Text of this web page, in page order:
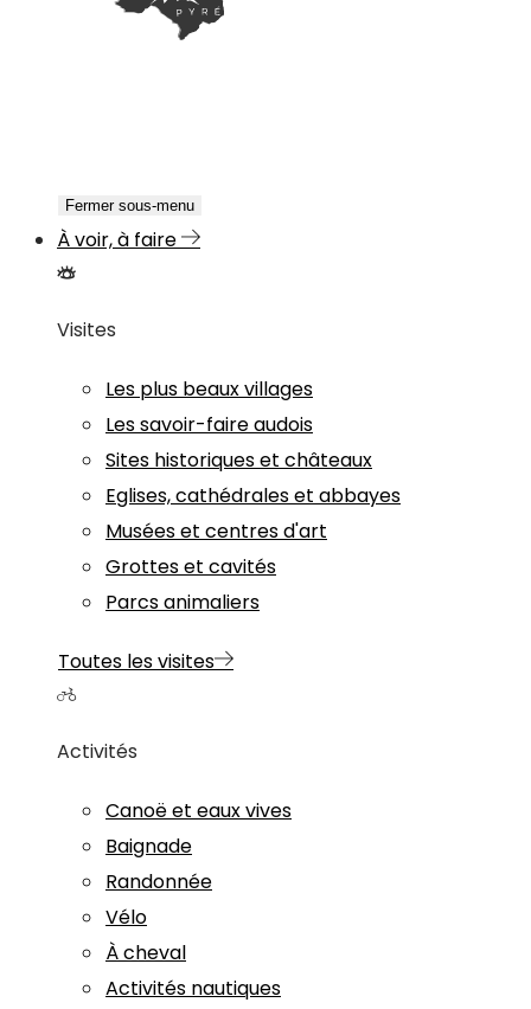
Fermer sous-menu
À voir, à faire
Visites
Les plus beaux villages
Les savoir-faire audois
Sites historiques et châteaux
Eglises, cathédrales et abbayes
Musées et centres d'art
Grottes et cavités
Parcs animaliers
Toutes les visites
Activités
Canoë et eaux vives
Baignade
Randonnée
Vélo
À cheval
Activités nautiques